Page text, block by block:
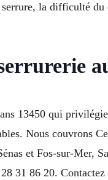
la difficulté
13450 qui
Nous couvrons
et Fos-sur-Mer,
31 86 20.